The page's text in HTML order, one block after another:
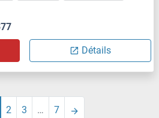
Détails
2 3 … 7